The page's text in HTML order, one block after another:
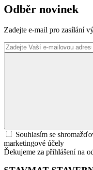
Odběr novinek
Zadejte e-mail pro zasílání
Souhlasím se
marketingové účely
Ďekujeme za přihlášení na